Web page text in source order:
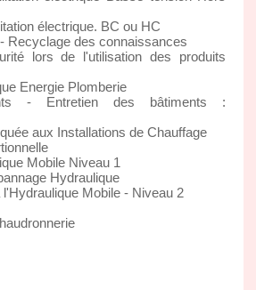
électrique. BC ou HC
Recyclage des connaissances
lors de l'utilisation des produits
Energie Plomberie
- Entretien des bâtiments :
aux Installations de Chauffage
Mobile Niveau 1
Hydraulique
Mobile - Niveau 2